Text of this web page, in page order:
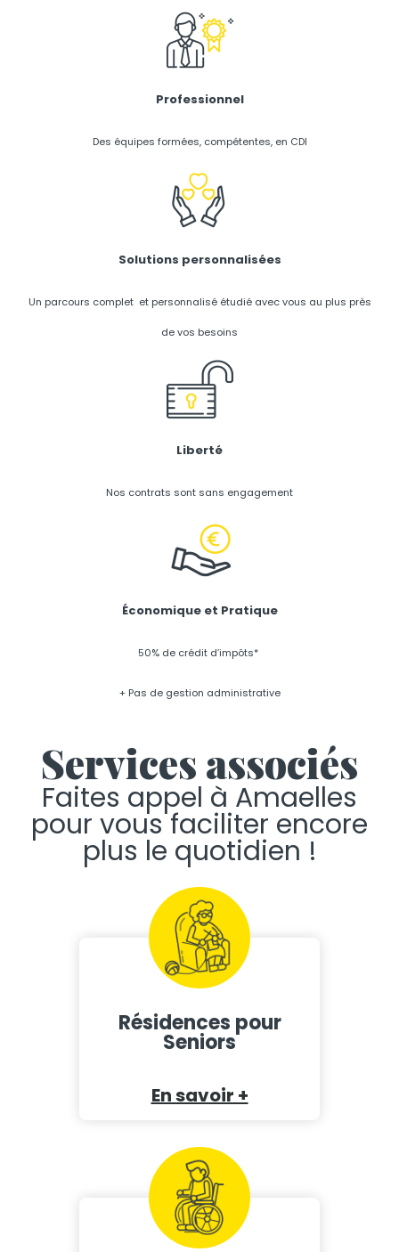
Professionnel
Des équipes formées, compétentes, en CDI
Solutions personnalisées
Un parcours complet et personnalisé étudié avec vous au plus près
de vos besoins
Liberté
Nos contrats sont sans engagement
Économique et Pratique
50% de crédit d’impôts*
+ Pas de gestion administrative
Services associés
Faites appel à Amaelles
pour vous faciliter encore
plus le quotidien !
Résidences pour
Seniors
En savoir +